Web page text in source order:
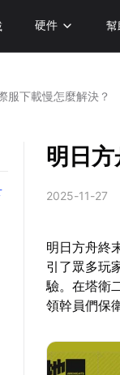
硬件 幫
服下載慢怎麼解決？
明日
2025-11-27
明日方舟終
引了眾多玩
驗。在塔衛
領幹員們保